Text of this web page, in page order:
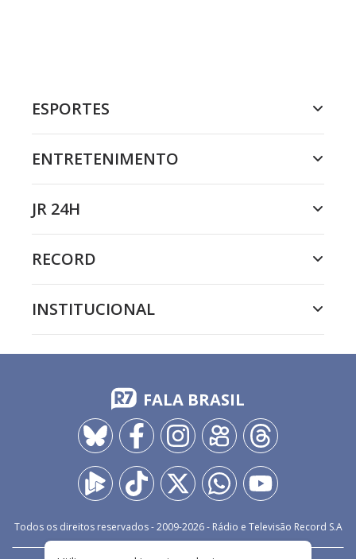
ESPORTES
ENTRETENIMENTO
JR 24H
RECORD
INSTITUCIONAL
FALA BRASIL
Todos os direitos reservados - 2009-2026- Rádio e Televisão Record S.A